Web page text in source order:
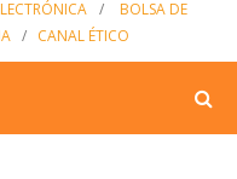
/
BOLSA DE
/ CANAL ÉTICO